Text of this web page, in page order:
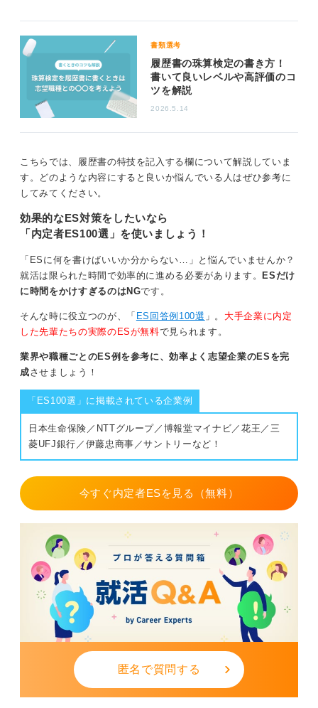
スピードを「価値」に変換し実務への貢献を語ろう
面接の自己PRでは、タイピングの速さを伝えるだけでな
く、「実務でどう貢献できるか」に変換して伝えること
が大切です。
回避に貢献することを説明しましょう。
MOSなどの資格と組み合わせれば、資料を形にする力も
証明でき、事務職として非常に強いポートフォリオにな
ります。
あなたのスキルがどう役に立つのか、具体的なイメージ
を面接官に届けてみてください。
0
書類選考
履歴書の珠算検定の書き方！
書いて良いレベルや高評価のコ
ツを解説
2026.5.14
こちらでは、履歴書の特技を記入する欄について解説していま
す。どのような内容にすると良いか悩んでいる人はぜひ参考に
してみてください。
効果的なES対策をしたいなら
「内定者ES100選」を使いましょう！
「ESに何を書けばいいか分からない…」と悩んでいませんか？
就活は限られた時間で効率的に進める必要があります。
ESだけ
に時間をかけすぎるのはNGです。
そんな時に役立つのが、「 ES回答例100選 」。 大手企業に内定
した先輩たちの実際のESが無料で見られます。
業界や職種ごとのES例を参考に、効率よく志望企業のESを完
成させましょう！
「ES100選」に掲載されている企業例
日本生命保険／NTTグループ／博報堂マイナビ／花王／三
菱UFJ銀行／伊藤忠商事／サントリーなど！
今すぐ内定者ESを見る（無料）
匿名で質問する